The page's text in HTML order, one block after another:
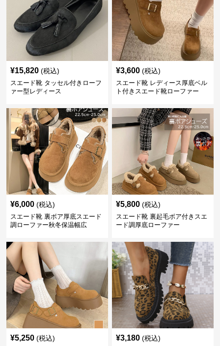
¥15,820 (税込)
スエード靴 タッセル付きローフ
ァー型レディース
¥3,600 (税込)
スエード靴 レディース厚底ベル
ト付きスエード靴ローファー
¥6,000 (税込)
スエード靴 裏ボア厚底スエード
調ローファー秋冬保温幅広
¥5,800 (税込)
スエード靴 裏起毛ボア付きスエ
ード調厚底ローファー
¥5,250 (税込) ¥3,180 (税込)